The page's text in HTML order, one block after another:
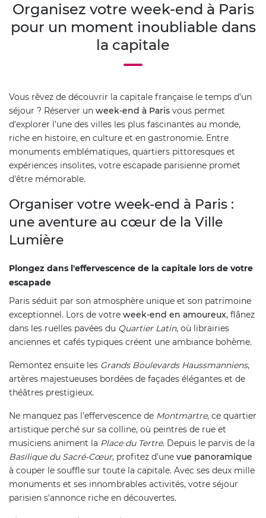
Organisez votre week-end à Paris
pour un moment inoubliable dans
la capitale
Vous rêvez de découvrir la capitale française le temps d'un
séjour ? Réserver un week-end à Paris vous permet
d'explorer l'une des villes les plus fascinantes au monde,
riche en histoire, en culture et en gastronomie. Entre
monuments emblématiques, quartiers pittoresques et
expériences insolites, votre escapade parisienne promet
d'être mémorable.
Organiser votre week-end à Paris :
une aventure au cœur de la Ville
Lumière
Plongez dans l'effervescence de la capitale lors de votre
escapade
Paris séduit par son atmosphère unique et son patrimoine
exceptionnel. Lors de votre week-end en amoureux, flânez
dans les ruelles pavées du Quartier Latin, où librairies
anciennes et cafés typiques créent une ambiance bohème.
Remontez ensuite les Grands Boulevards Haussmanniens,
artères majestueuses bordées de façades élégantes et de
théâtres prestigieux.
Ne manquez pas l'effervescence de Montmartre, ce quartier
artistique perché sur sa colline, où peintres de rue et
musiciens animent la Place du Tertre. Depuis le parvis de la
Basilique du Sacré-Cœur, profitez d'une vue panoramique
à couper le souffle sur toute la capitale. Avec ses deux mille
monuments et ses innombrables activités, votre séjour
parisien s'annonce riche en découvertes.